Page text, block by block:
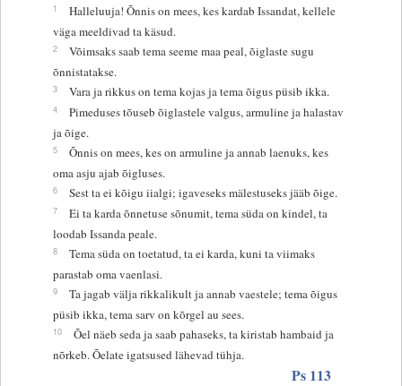
1
Halleluuja! Õnnis on mees, kes kardab Issandat, kellele
väga meeldivad ta käsud.
2
Võimsaks saab tema seeme maa peal, õiglaste sugu
õnnistatakse.
3 Vara ja rikkus on tema kojas ja tema õigus püsib ikka.
4
Pimeduses tõuseb õiglastele valgus, armuline ja halastav
ja õige.
5
Õnnis on mees, kes on armuline ja annab laenuks, kes
oma asju ajab õigluses.
6 Sest ta ei kõigu iialgi; igaveseks mälestuseks jääb õige.
7
Ei ta karda õnnetuse sõnumit, tema süda on kindel, ta
loodab Issanda peale.
8
Tema süda on toetatud, ta ei karda, kuni ta viimaks
parastab oma vaenlasi.
9
Ta jagab välja rikkalikult ja annab vaestele; tema õigus
püsib ikka, tema sarv on kõrgel au sees.
10
Õel näeb seda ja saab pahaseks, ta kiristab hambaid ja
nõrkeb. Õelate igatsused lähevad tühja.
Ps 113